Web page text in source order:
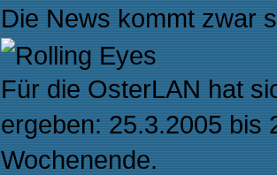
Die News kommt zwar
Für die OsterLAN hat
ergeben: 25.3.2005 bis
Wochenende.